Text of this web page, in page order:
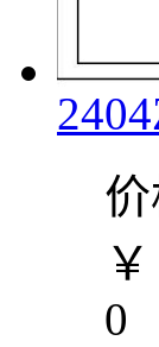
价
￥
0